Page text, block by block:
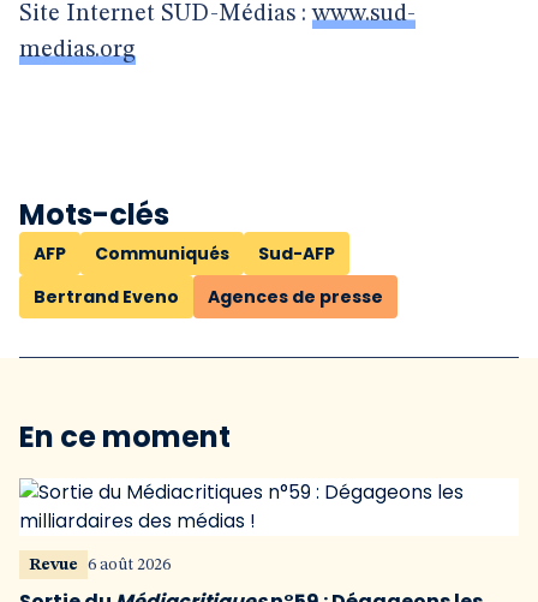
Site Internet SUD-Médias :www.sud-
medias.org
Mots-clés
AFP Communiqués
Sud-AFP
Bertrand Eveno
Agences de presse
En ce moment
Revue 6 août 2026